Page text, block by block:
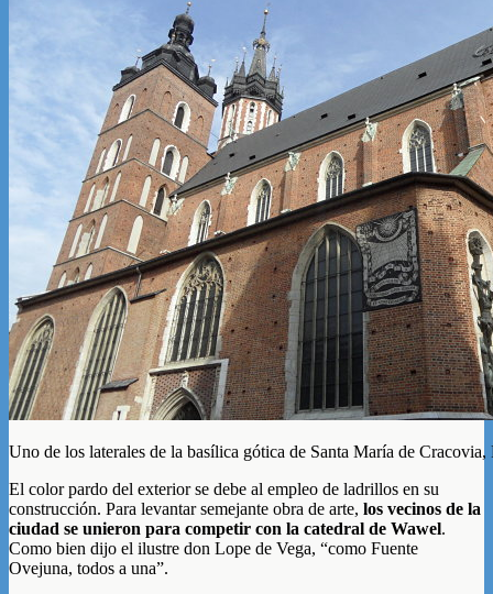
Uno de los laterales de la basílica gótica de Santa María de Cracovia,
El color pardo del exterior se debe al empleo de ladrillos en su
construcción. Para levantar semejante obra de arte, los vecinos de la
ciudad se unieron para competir con la catedral de Wawel.
Como bien dijo el ilustre don Lope de Vega, “como Fuente
Ovejuna, todos a una”.